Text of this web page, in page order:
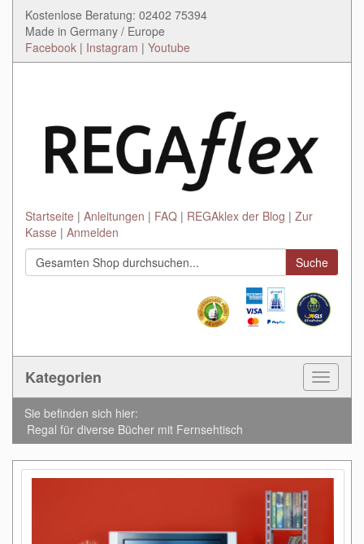
Kostenlose Beratung: 02402 75394
Made in Germany / Europe
Facebook | Instagram | Youtube
Startseite Anleitungen FAQ REGAklex der Blog
Zur
Kasse
Anmelden
Suche
Kategorien
Toggle
Sie befinden sich hier:
Regal für diverse Bücher mit Fernsehtisch